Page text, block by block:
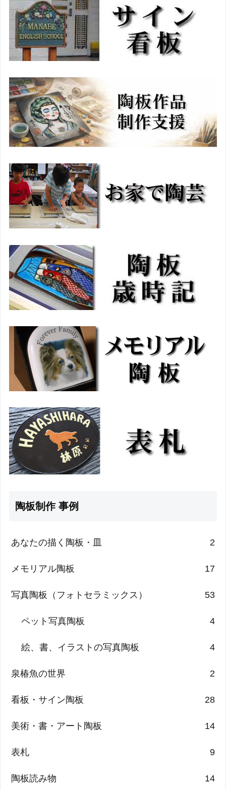
陶板制作 事例
あなたの描く陶板・皿 2
メモリアル陶板 17
写真陶板（フォトセラミックス） 53
ペット写真陶板 4
絵、書、イラストの写真陶板 4
泉椿魚の世界 2
看板・サイン陶板 28
美術・書・アート陶板 14
表札 9
陶板読み物 14